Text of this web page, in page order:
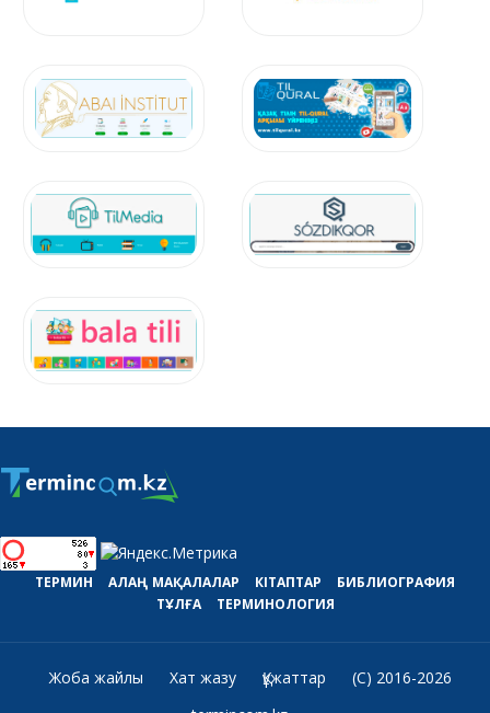
ТЕРМИН АЛАҢ МАҚАЛАЛАР КІТАПТАР
БИБЛИОГРАФИЯ
ТҰЛҒА
ТЕРМИНОЛОГИЯ
Жоба жайлы Хат жазу Құжаттар
(C) 2016-2026